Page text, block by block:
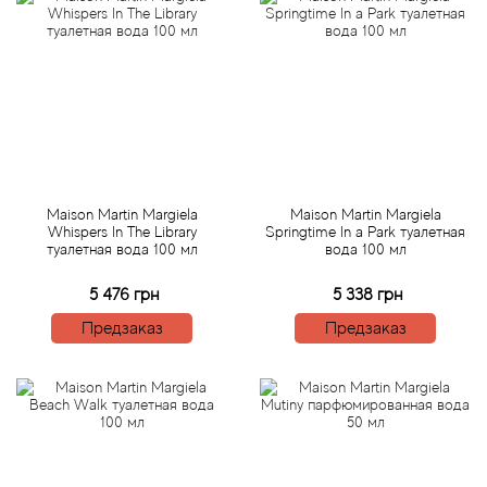
Maison Martin Margiela
Whispers In The Library
туалетная вода 100 мл
5 476 грн
Предзаказ
Maison Martin Margiela
Springtime In a Park туалетная
вода 100 мл
5 338 грн
Предзаказ
Balmain
Baviphat
Benetton